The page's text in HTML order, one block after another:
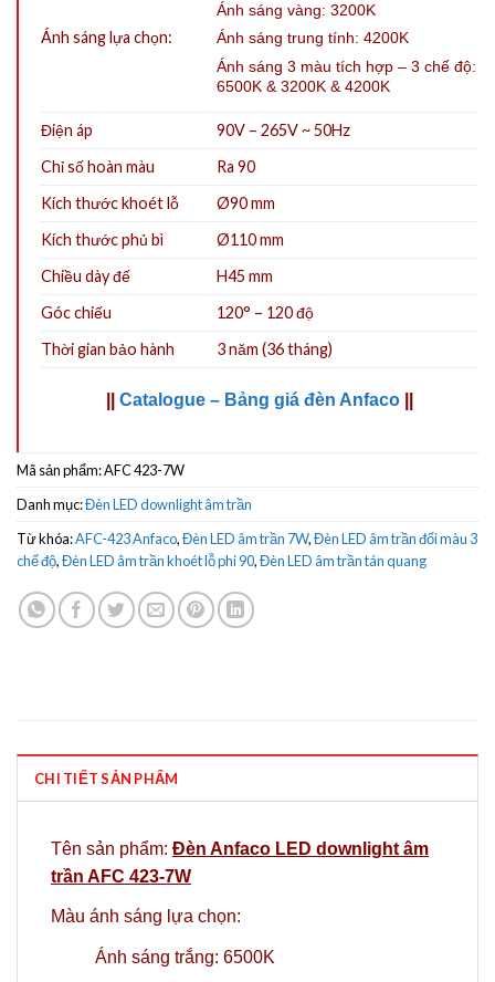
Ánh sáng lựa chọn:
Ánh sáng vàng: 3200K
Ánh sáng trung tính: 4200K
Ánh sáng 3 màu tích hợp – 3 chế độ:
6500K & 3200K & 4200K
Điện áp
90V – 265V ~ 50Hz
Chỉ số hoàn màu
Ra 90
Kích thước khoét lỗ
Ø90mm
Kích thước phủ bì
Ø110 mm
Chiều dày đế
H45 mm
Góc chiếu
120° – 120 độ
Thời gian bảo hành
3 năm (36 tháng)
Catalogue – Bảng giá đèn Anfaco
Mã sản phẩm:AFC 423-7W
Danh mục:Đèn LED downlight âm trần
Từ khóa:AFC-423 Anfaco,Đèn LED âm trần 7W,Đèn LED âm trần đổi màu 3
chế độ,Đèn LED âm trần khoét lỗ phi 90,Đèn LED âm trần tán quang
CHI TIẾT SẢN PHẨM
Tên sản phẩm: Đèn Anfaco LED downlight âm
trần AFC 423-7W
Màu ánh sáng lựa chọn:
Ánh sáng trắng: 6500K